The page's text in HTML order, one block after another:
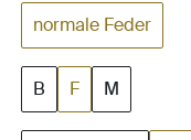
normale Feder
B F M